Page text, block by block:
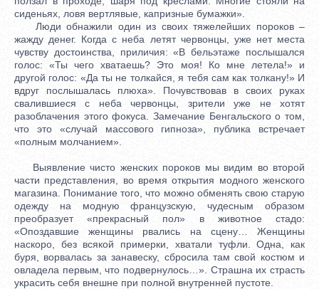
сиденьях, ловя вертлявые, капризные бумажки».
Люди обнажили один из своих тяжелейших пороков –
жажду денег. Когда с неба летят червонцы, уже нет места
чувству достоинства, приличия: «В бельэтаже послышался
голос: «Ты чего хватаешь? Это моя! Ко мне летела!» и
другой голос: «Да ты не толкайся, я тебя сам как толкану!» И
вдруг послышалась плюха». Почувствовав в своих руках
свалившиеся с неба червонцы, зрители уже не хотят
разоблачения этого фокуса. Замечание Бенгальского о том,
что это «случай массового гипноза», публика встречает
«полным молчанием».
Выявление чисто женских пороков мы видим во второй
части представления, во время открытия модного женского
магазина. Понимание того, что можно обменять свою старую
одежду на модную французскую, чудесным образом
преобразует «прекрасный пол» в животное стадо:
«Опоздавшие женщины рвались на сцену… Женщины
наскоро, без всякой примерки, хватали туфли. Одна, как
буря, ворвалась за занавеску, сбросила там свой костюм и
овладела первым, что подвернулось…». Страшна их страсть
украсить себя внешне при полной внутренней пустоте.